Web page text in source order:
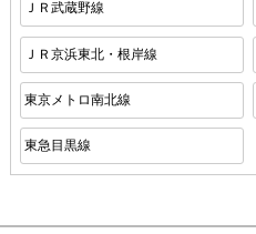
ＪＲ武蔵野線
ＪＲ京浜東北・根岸線
東京メトロ南北線
東急目黒線